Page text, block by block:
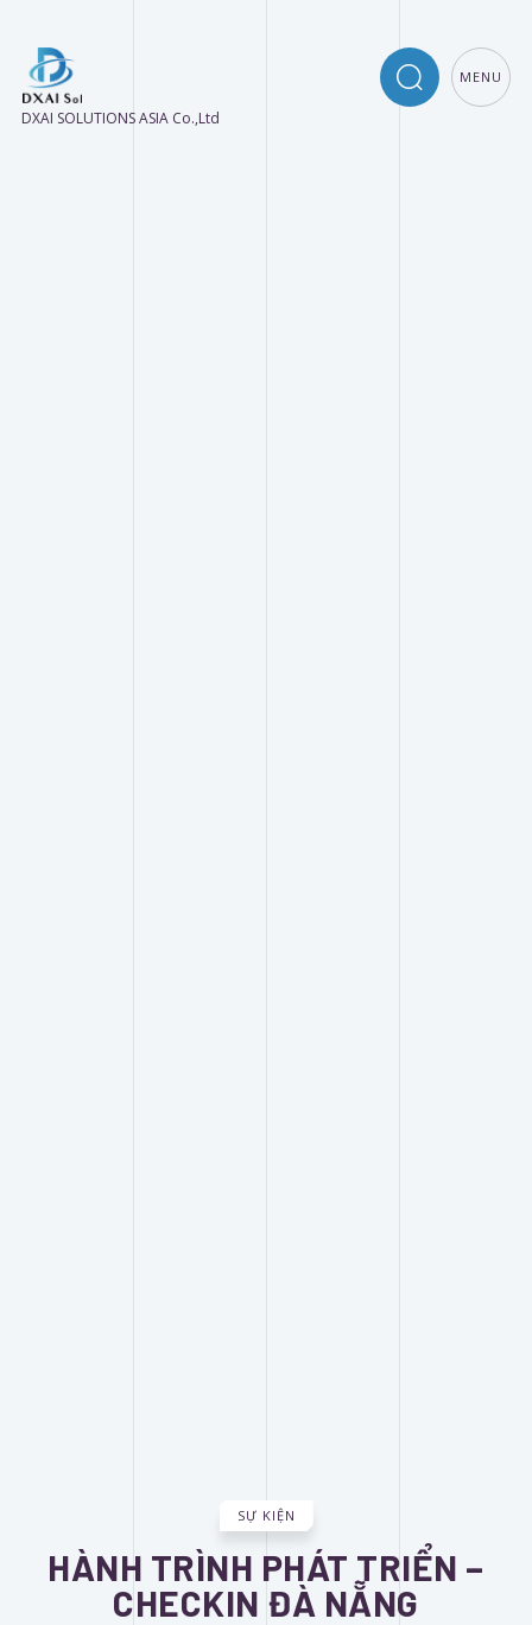
DXAI SOLUTIONS ASIA Co.,Ltd
MENU
SỰ KIỆN
HÀNH TRÌNH PHÁT TRIỂN –
CHECKIN ĐÀ NẴNG